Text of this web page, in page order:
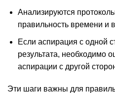
Анализируются
правильность времени и
Если аспирация с одной
результата, необходимо
аспирации с другой
Эти шаги важны для